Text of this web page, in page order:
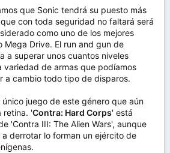
que Sonic tendrá su puesto más
con toda seguridad no faltará será
como uno de los mejores
Mega Drive. El run and gun de
a superar unos cuantos niveles
variedad de armas que podíamos
a cambio todo tipo de disparos.
juego de este género que aún
retina. 'Contra: Hard Corps' está
'Contra III: The Alien Wars', aunque
derrotar lo forman un ejército de